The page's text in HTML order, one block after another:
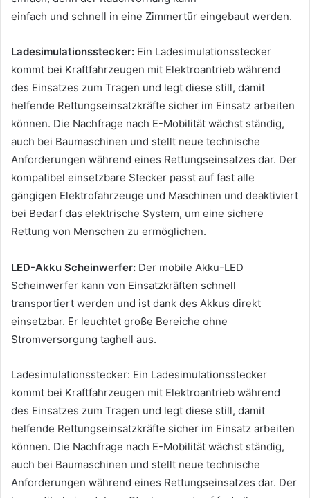
einfach und schnell in eine Zimmertür eingebaut werden.
Ladesimulationsstecker: Ein Ladesimulationsstecker
kommt bei Kraftfahrzeugen mit Elektroantrieb während
des Einsatzes zum Tragen und legt diese still, damit
helfende Rettungseinsatzkräfte sicher im Einsatz arbeiten
können. Die Nachfrage nach E-Mobilität wächst ständig,
auch bei Baumaschinen und stellt neue technische
Anforderungen während eines Rettungseinsatzes dar. Der
kompatibel einsetzbare Stecker passt auf fast alle
gängigen Elektrofahrzeuge und Maschinen und deaktiviert
bei Bedarf das elektrische System, um eine sichere
Rettung von Menschen zu ermöglichen.
LED-Akku Scheinwerfer: Der mobile Akku-LED
Scheinwerfer kann von Einsatzkräften schnell
transportiert werden und ist dank des Akkus direkt
einsetzbar. Er leuchtet große Bereiche ohne
Stromversorgung taghell aus.
Ladesimulationsstecker: Ein Ladesimulationsstecker
kommt bei Kraftfahrzeugen mit Elektroantrieb während
des Einsatzes zum Tragen und legt diese still, damit
helfende Rettungseinsatzkräfte sicher im Einsatz arbeiten
können. Die Nachfrage nach E-Mobilität wächst ständig,
auch bei Baumaschinen und stellt neue technische
Anforderungen während eines Rettungseinsatzes dar. Der